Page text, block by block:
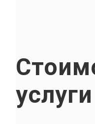
услуги